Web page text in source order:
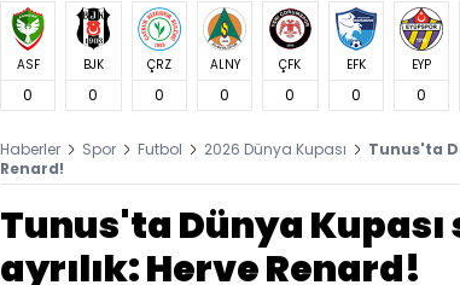
ASF
0
BJK
0
ÇRZ
0
ALNY
0
ÇFK
0
EFK
0
EYP
0
Haberler Spor Futbol 2026 Dünya Kupası
Tunus'ta
Renard!
Tunus'ta Dünya Kupası
ayrılık: Herve Renard!